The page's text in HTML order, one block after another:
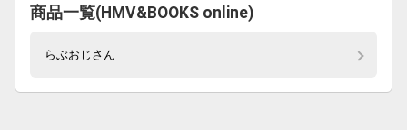
商品一覧(HMV&BOOKS online)
らぶおじさん